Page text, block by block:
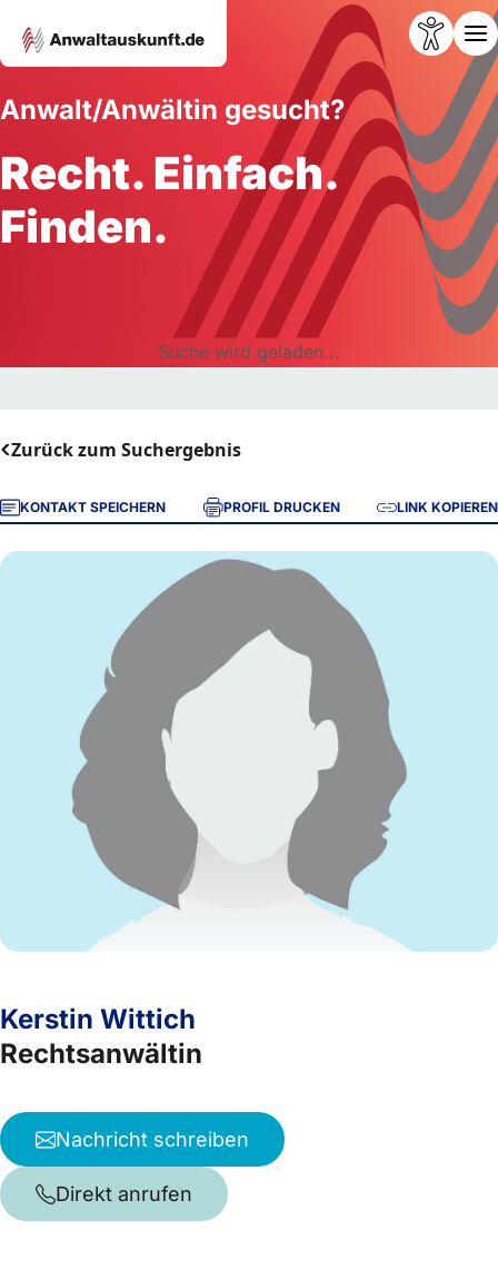
Anwalt/Anwältin gesucht?
Recht. Einfach.
Finden.
Suche wird geladen...
Zurück zum Suchergebnis
KONTAKT SPEICHERN PROFIL DRUCKEN LINK KOPIEREN
Kerstin Wittich
Rechtsanwältin
Nachricht schreiben
Direkt anrufen